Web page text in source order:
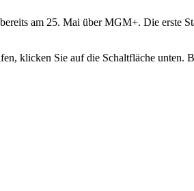
am 25. Mai über MGM+. Die erste
klicken Sie auf die Schaltfläche unten.